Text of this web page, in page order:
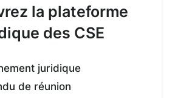
la plateforme
des CSE
juridique
de réunion